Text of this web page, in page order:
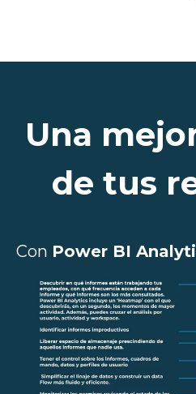
Una
de tus
Con Power BI